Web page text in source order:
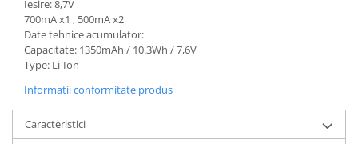
Iesire: 8,7V
700mA x1 , 500mA x2
Date tehnice acumulator:
Capacitate: 1350mAh / 10.3Wh / 7,6V
Type: Li-Ion
Informatii conformitate produs
Caracteristici